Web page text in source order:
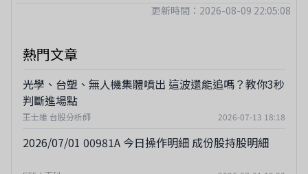
更新時間：2026-08-09 22:05:08
熱門文章
光學、台塑、無人機集體噴出 這波還能追嗎？教你3秒
判斷進場點
王士維 台股分析師 2026-07-13 18:18
2026/07/01 00981A 今日操作明細 成份股持股明細